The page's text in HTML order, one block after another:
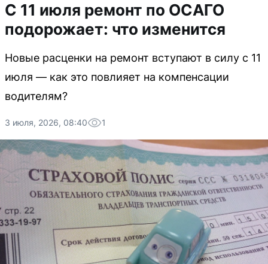
С 11 июля ремонт по ОСАГО
подорожает: что изменится
Новые расценки на ремонт вступают в силу с 11
июля — как это повлияет на компенсации
водителям?
3 июля, 2026, 08:40 1